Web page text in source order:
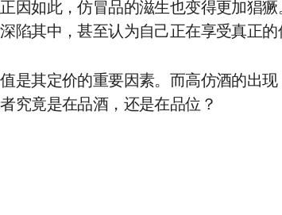
因如此，仿冒品的滋生也变得更加猖
陷其中，甚至认为自己正在享受真正的
是其定价的重要因素。而高仿酒的出
究竟是在品酒，还是在品位？